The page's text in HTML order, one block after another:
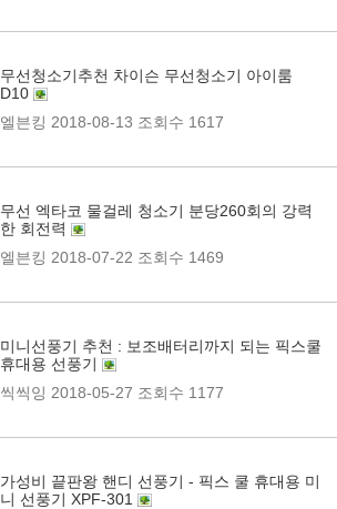
무선청소기추천 차이슨 무선청소기 아이룸
D10
엘븐킹 2018-08-13 조회수 1617
무선 엑타코 물걸레 청소기 분당260회의 강력
한 회전력
엘븐킹 2018-07-22 조회수 1469
미니선풍기 추천 : 보조배터리까지 되는 픽스쿨
휴대용 선풍기
씩씩잉 2018-05-27 조회수 1177
가성비 끝판왕 핸디 선풍기 - 픽스 쿨 휴대용 미
니 선풍기 XPF-301